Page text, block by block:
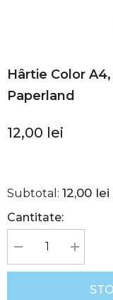
Hârtie Color
Paperland
12,00 lei
Subtotal: 12,00 lei
Cantitate:
Reduceți
cantitatea
pentru
Creșteți
cantitatea
pentru
Hârtie
Color